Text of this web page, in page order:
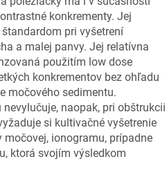
konkrementy. Jej
pri vyšetrení
a malej panvy. Jej relatívna
použitím low dose
konkrementov bez ohľadu
močového sedimentu.
naopak, pri obštrukcii
si kultivačné vyšetrenie
ionogramu, prípadne
ktorá svojím výsledkom